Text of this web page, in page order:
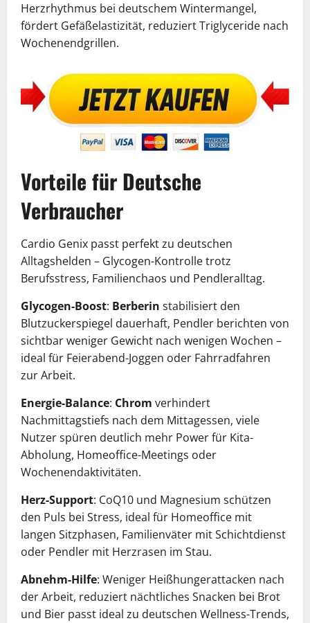
Herzrhythmus bei deutschem Wintermangel,
fördert Gefäßelastizität, reduziert Triglyceride nach
Wochenendgrillen.
Vorteile für Deutsche
Verbraucher
Cardio Genix passt perfekt zu deutschen
Alltagshelden – Glycogen-Kontrolle trotz
Berufsstress, Familienchaos und Pendleralltag.
Glycogen-Boost: Berberin stabilisiert den
Blutzuckerspiegel dauerhaft, Pendler berichten von
sichtbar weniger Gewicht nach wenigen Wochen –
ideal für Feierabend-Joggen oder Fahrradfahren
zur Arbeit.
Energie-Balance: Chrom verhindert
Nachmittagstiefs nach dem Mittagessen, viele
Nutzer spüren deutlich mehr Power für Kita-
Abholung, Homeoffice-Meetings oder
Wochenendaktivitäten.
Herz-Support: CoQ10 und Magnesium schützen
den Puls bei Stress, ideal für Homeoffice mit
langen Sitzphasen, Familienväter mit Schichtdienst
oder Pendler mit Herzrasen im Stau.
Abnehm-Hilfe: Weniger Heißhungerattacken nach
der Arbeit, reduziert nächtliches Snacken bei Brot
und Bier passt ideal zu deutschen Wellness-Trends,